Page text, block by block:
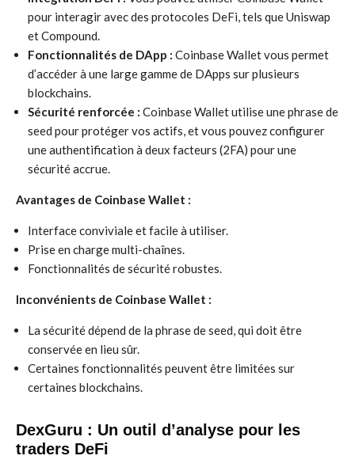
pour interagir avec des protocoles DeFi, tels que Uniswap
et Compound.
Fonctionnalités de DApp : Coinbase Wallet vous permet
d’accéder à une large gamme de DApps sur plusieurs
blockchains.
Sécurité renforcée : Coinbase Wallet utilise une phrase de
seed pour protéger vos actifs, et vous pouvez configurer
une authentification à deux facteurs (2FA) pour une
sécurité accrue.
Avantages de Coinbase Wallet :
Interface conviviale et facile à utiliser.
Prise en charge multi-chaînes.
Fonctionnalités de sécurité robustes.
Inconvénients de Coinbase Wallet :
La sécurité dépend de la phrase de seed, qui doit être
conservée en lieu sûr.
Certaines fonctionnalités peuvent être limitées sur
certaines blockchains.
DexGuru : Un outil d’analyse pour les
traders DeFi